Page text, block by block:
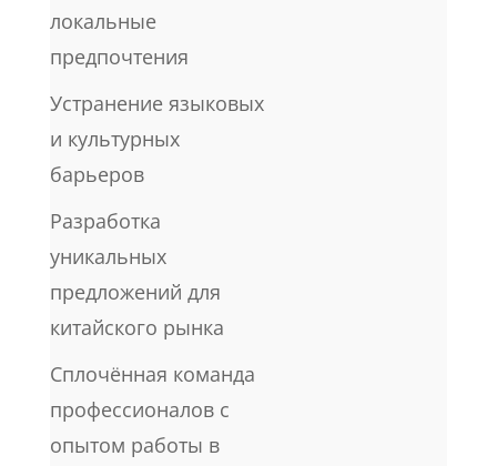
локальные
предпочтения
Устранение языковых
и культурных
барьеров
Разработка
уникальных
предложений для
китайского рынка
Сплочённая команда
профессионалов с
опытом работы в